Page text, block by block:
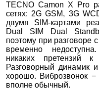
TECNO Camon X Pro
сетях: 2G GSM, 3G
двумя SIM-картами
Dual SIM Dual
поэтому при разговоре
временно
никаких претензий
Разговорный динамик
хорошо. Виброзвонок −
вполне обычный.